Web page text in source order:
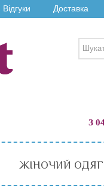
Відгуки Доставка
З
ЖІНОЧИЙ